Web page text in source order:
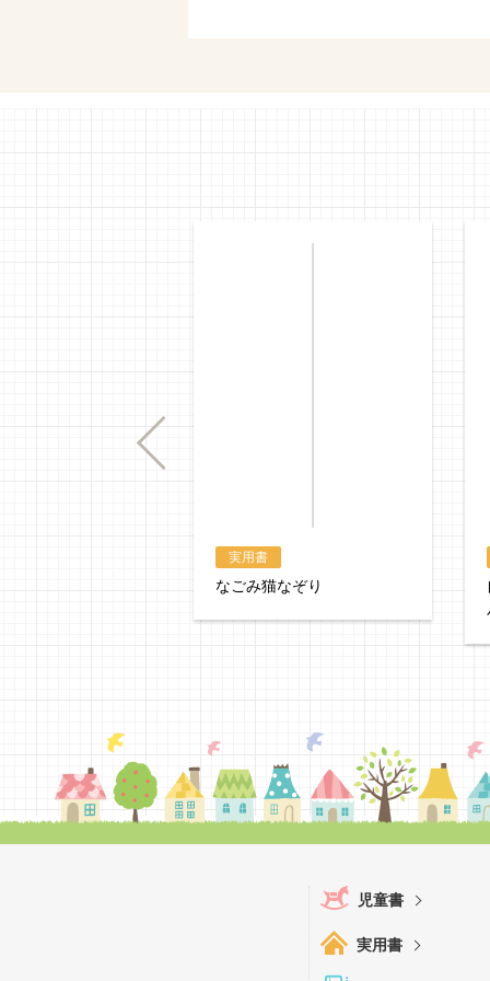
Previous
実用書
なごみ猫なぞり
児童書
実用書